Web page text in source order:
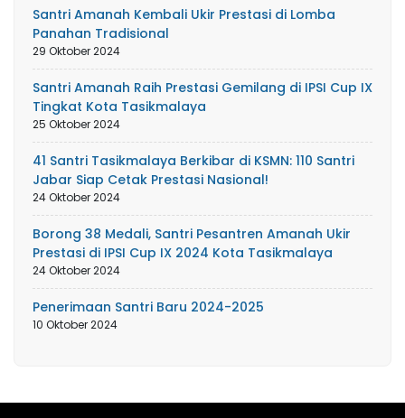
Santri Amanah Kembali Ukir Prestasi di Lomba
Panahan Tradisional
29 Oktober 2024
Santri Amanah Raih Prestasi Gemilang di IPSI Cup IX
Tingkat Kota Tasikmalaya
25 Oktober 2024
41 Santri Tasikmalaya Berkibar di KSMN: 110 Santri
Jabar Siap Cetak Prestasi Nasional!
24 Oktober 2024
Borong 38 Medali, Santri Pesantren Amanah Ukir
Prestasi di IPSI Cup IX 2024 Kota Tasikmalaya
24 Oktober 2024
Penerimaan Santri Baru 2024-2025
10 Oktober 2024